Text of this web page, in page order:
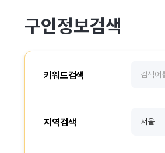
구인정보검색
키워드검색
지역검색